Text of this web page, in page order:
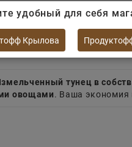
тунец в
овощами. Ваша экономия
удобный для себя
Крылова